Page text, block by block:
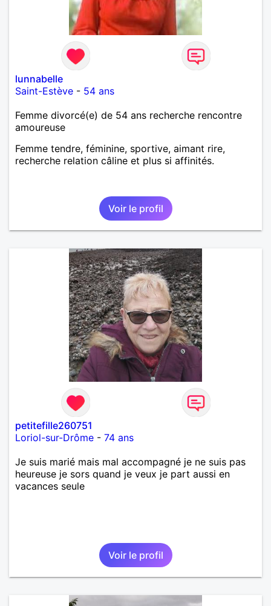
lunnabelle
Saint-Estève - 54 ans
Femme divorcé(e) de 54 ans recherche rencontre
amoureuse
Femme tendre, féminine, sportive, aimant rire,
recherche relation câline et plus si affinités.
Voir le profil
petitefille260751
Loriol-sur-Drôme - 74 ans
Je suis marié mais mal accompagné je ne suis pas
heureuse je sors quand je veux je part aussi en
vacances seule
Voir le profil